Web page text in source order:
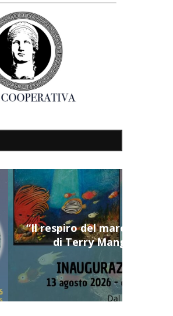
mare”, personale
Mangiatordi